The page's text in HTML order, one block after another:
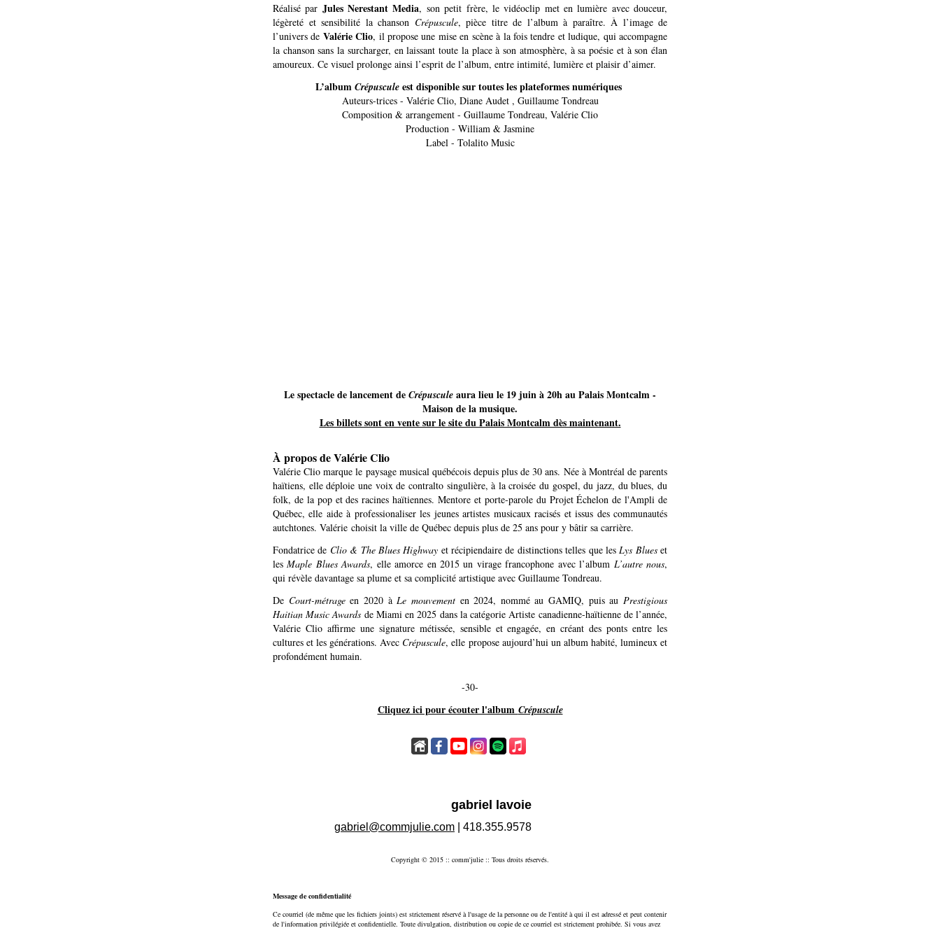
Réalisé par Jules Nerestant Media, son petit frère, le vidéoclip met en lumière avec douceur,
légèreté et sensibilité la chanson Crépuscule, pièce titre de l’album à paraître. À l’image de
l’univers de Valérie Clio, il propose une mise en scène à la fois tendre et ludique, qui accompagne
la chanson sans la surcharger, en laissant toute la place à son atmosphère, à sa poésie et à son élan
amoureux. Ce visuel prolonge ainsi l’esprit de l’album, entre intimité, lumière et plaisir d’aimer.
L’album Crépusculeest disponible sur toutes les plateformes numériques
Auteurs-trices - Valérie Clio, Diane Audet , Guillaume Tondreau
Composition & arrangement - Guillaume Tondreau, Valérie Clio
Production - William & Jasmine
Label - Tolalito Music
Le spectacle de lancement de Crépuscule aura lieu le 19 juin à 20h au Palais Montcalm -
Maison de la musique.
Les billets sont en vente sur le site du Palais Montcalm dès maintenant.
À propos de Valérie Clio
Valérie Clio marque le paysage musical québécois depuis plus de 30 ans. Née à Montréal de parents
haïtiens, elle déploie une voix de contralto singulière, à la croisée du gospel, du jazz, du blues, du
folk, de la pop et des racines haïtiennes. Mentore et porte-parole du Projet Échelon de l'Ampli de
Québec, elle aide à professionaliser les jeunes artistes musicaux racisés et issus des communautés
autchtones. Valérie choisit la ville de Québec depuis plus de 25 ans pour y bâtir sa carrière.
Fondatrice de Clio & The Blues Highway et récipiendaire de distinctions telles que lesLys Blueset
lesMaple Blues Awards, elle amorce en 2015 un virage francophone avec l’album L’autre nous,
qui révèle davantage sa plume et sa complicité artistique avec Guillaume Tondreau.
De Court-métrageen 2020 àLe mouvementen 2024, nommé au GAMIQ, puis auPrestigious
Haitian Music Awards de Miami en 2025 dans la catégorie Artiste canadienne-haïtienne de l’année,
Valérie Clio affirme une signature métissée, sensible et engagée, en créant des ponts entre les
cultures et les générations. Avec Crépuscule, elle propose aujourd’hui un album habité, lumineux et
profondément humain.
-30-
Cliquez ici pour écouter l'album Crépuscule
gabriel lavoie
gabriel@commjulie.com | 418.355.9578
Copyright © 2015 :: comm'julie :: Tous droits réservés.
Message de confidentialité
Ce courriel (de même que les fichiers joints) est strictement réservé à l'usage de la personne ou de l'entité à qui il est adressé et peut contenir
de l'information privilégiée et confidentielle. Toute divulgation, distribution ou copie de ce courriel est strictement prohibée. Si vous avez